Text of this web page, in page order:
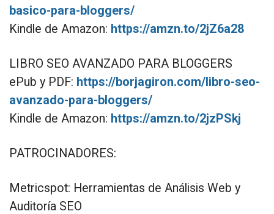
basico-para-bloggers/
Kindle de Amazon: https://amzn.to/2jZ6a28
LIBRO SEO AVANZADO PARA BLOGGERS
ePub y PDF: https://borjagiron.com/libro-seo-
avanzado-para-bloggers/
Kindle de Amazon: https://amzn.to/2jzPSkj
PATROCINADORES:
Metricspot: Herramientas de Análisis Web y
Auditoría SEO